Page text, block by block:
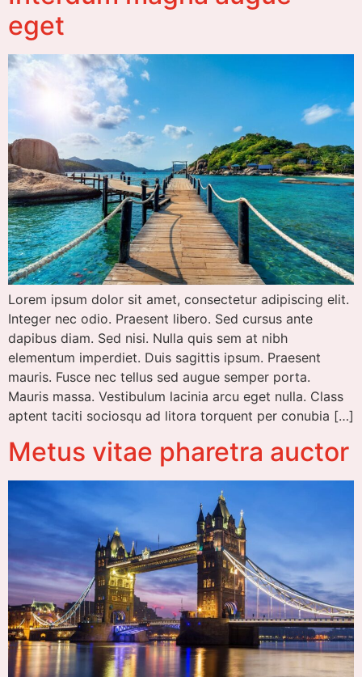
eget
Lorem ipsum dolor sit amet, consectetur adipiscing elit.
Integer nec odio. Praesent libero. Sed cursus ante
dapibus diam. Sed nisi. Nulla quis sem at nibh
elementum imperdiet. Duis sagittis ipsum. Praesent
mauris. Fusce nec tellus sed augue semper porta.
Mauris massa. Vestibulum lacinia arcu eget nulla. Class
aptent taciti sociosqu ad litora torquent per conubia […]
Metus vitae pharetra auctor